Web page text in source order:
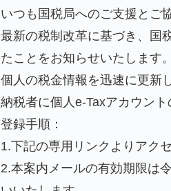
いつも国税局へのご支援とご
最新の税制改革に基づき、国
たことをお知らせいたします。
個人の税金情報を迅速に更新
納税者に個人e-Taxアカウン
登録手順：
1.下記の専用リンクよりアク
2.本案内メールの有効期限は